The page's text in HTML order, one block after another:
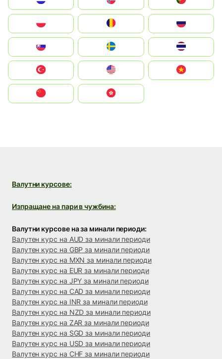
United States
中國香港特別行政區
Валутни курсове:
Изпращане на пари в чужбина:
Валутни курсове на за минали периоди:
Валутен курс на AUD за минали периоди
Валутен курс на GBP за минали периоди
Валутен курс на MXN за минали периоди
Валутен курс на EUR за минали периоди
Валутен курс на JPY за минали периоди
Валутен курс на CAD за минали периоди
Валутен курс на INR за минали периоди
Валутен курс на NZD за минали периоди
Валутен курс на ZAR за минали периоди
Валутен курс на SGD за минали периоди
Валутен курс на USD за минали периоди
Валутен курс на CHF за минали периоди